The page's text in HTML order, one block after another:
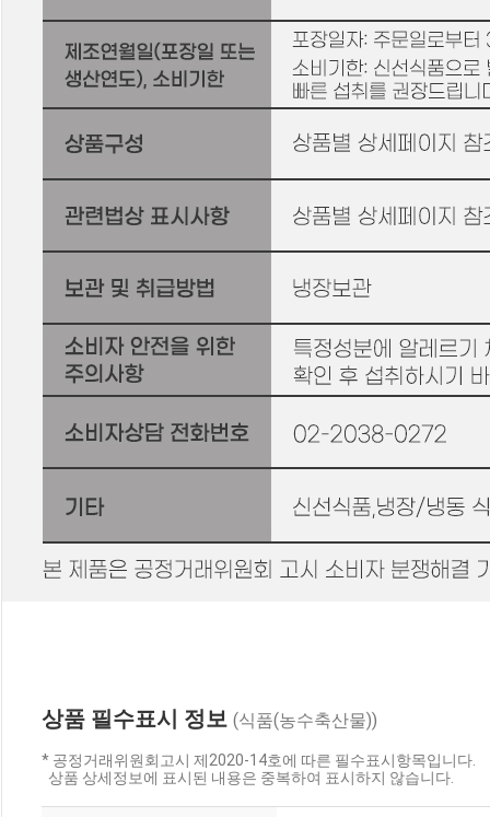
상품 필수표시 정보 (식품(농수축산물))
* 공정거래위원회고시 제2020-14호에 따른 필수표시항목입니다.
상품 상세정보에 표시된 내용은 중복하여 표시하지 않습니다.